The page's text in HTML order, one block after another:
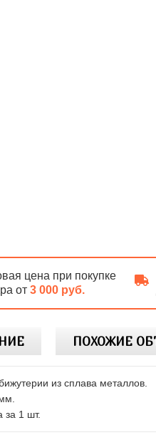
цена при покупке
от 3 000 руб.
ПОХОЖИЕ
из сплава металлов.
за 1 шт.